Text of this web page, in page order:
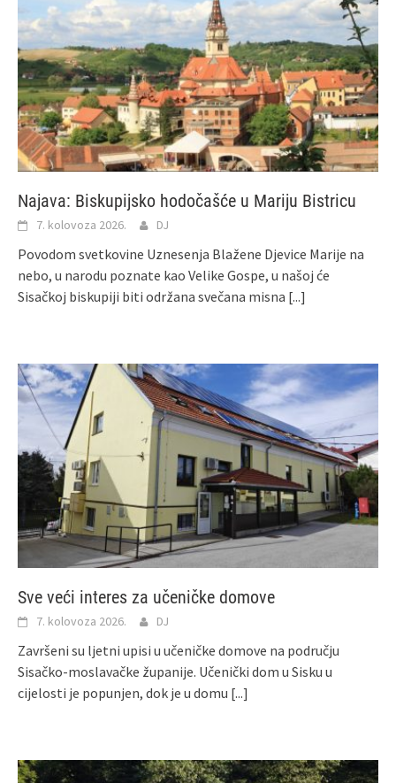
Najava: Biskupijsko hodočašće u Mariju Bistricu
7. kolovoza 2026. DJ
Povodom svetkovine Uznesenja Blažene Djevice Marije na
nebo, u narodu poznate kao Velike Gospe, u našoj će
Sisačkoj biskupiji biti održana svečana misna [...]
Sve veći interes za učeničke domove
7. kolovoza 2026. DJ
Završeni su ljetni upisi u učeničke domove na području
Sisačko-moslavačke županije. Učenički dom u Sisku u
cijelosti je popunjen, dok je u domu [...]